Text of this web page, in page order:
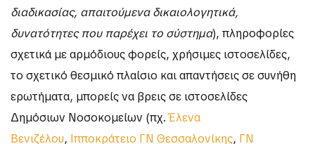
διαδικασίας, απαιτούμενα δικαιολογητικά,
δυνατότητες που παρέχει το σύστημα), πληροφορίες
σχετικά με αρμόδιους φορείς, χρήσιμες ιστοσελίδες,
το σχετικό θεσμικό πλαίσιο και απαντήσεις σε συνήθη
ερωτήματα, μπορείς να βρεις σε ιστοσελίδες
Δημόσιων Νοσοκομείων (πχ.Έλενα
Βενιζέλου, Ιπποκράτειο ΓΝ Θεσσαλονίκης, ΓΝ